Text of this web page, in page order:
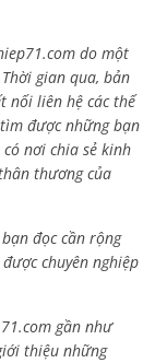
do một
gian qua, bản
nối liên hệ các thế
được những bạn
nơi chia sẻ kinh
thương của
đọc cần rộng
chuyên nghiệp
gần như
thiệu những